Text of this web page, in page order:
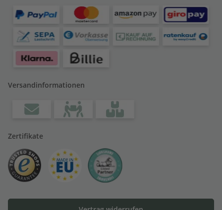
Versandinformationen
Zertifikate